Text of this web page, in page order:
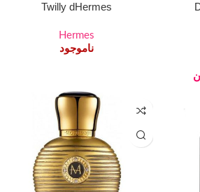
Twilly dHermes
Hermes
ناموجود